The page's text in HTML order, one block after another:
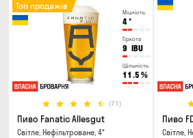
Міцність
4°
Гіркота
9 IBU
Щільність
11.5 %
(71)
Топ продажів
Пиво Fanatic Allesgut
Світле, Нефільтроване, 4°
Пиво
Світле,